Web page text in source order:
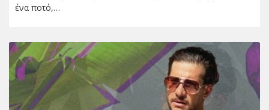
ένα ποτό,…